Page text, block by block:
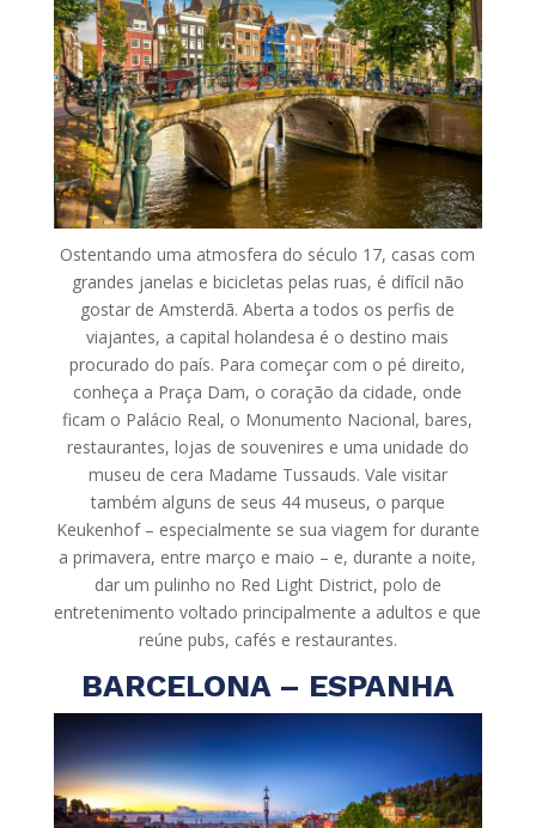
Ostentando uma atmosfera do século 17, casas com
grandes janelas e bicicletas pelas ruas, é difícil não
gostar de Amsterdã. Aberta a todos os perfis de
viajantes, a capital holandesa é o destino mais
procurado do país. Para começar com o pé direito,
conheça a Praça Dam, o coração da cidade, onde
ficam o Palácio Real, o Monumento Nacional, bares,
restaurantes, lojas de souvenires e uma unidade do
museu de cera Madame Tussauds. Vale visitar
também alguns de seus 44 museus, o parque
Keukenhof – especialmente se sua viagem for durante
a primavera, entre março e maio – e, durante a noite,
dar um pulinho no Red Light District, polo de
entretenimento voltado principalmente a adultos e que
reúne pubs, cafés e restaurantes.
BARCELONA – ESPANHA